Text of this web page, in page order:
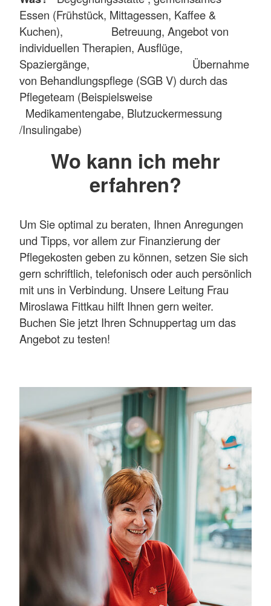
Essen (Frühstück, Mittagessen, Kaffee &
Kuchen), Betreuung, Angebot von
individuellen Therapien, Ausflüge,
Spaziergänge, Übernahme
von Behandlungspflege (SGB V) durch das
Pflegeteam (Beispielsweise
Medikamentengabe, Blutzuckermessung
/Insulingabe)
Wo kann ich mehr
erfahren?
Um Sie optimal zu beraten, Ihnen Anregungen
und Tipps, vor allem zur Finanzierung der
Pflegekosten geben zu können, setzen Sie sich
gern schriftlich, telefonisch oder auch persönlich
mit uns in Verbindung. Unsere Leitung Frau
Miroslawa Fittkau hilft Ihnen gern weiter.
Buchen Sie jetzt Ihren Schnuppertag um das
Angebot zu testen!